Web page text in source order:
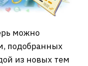
можно
подобранных
из новых тем